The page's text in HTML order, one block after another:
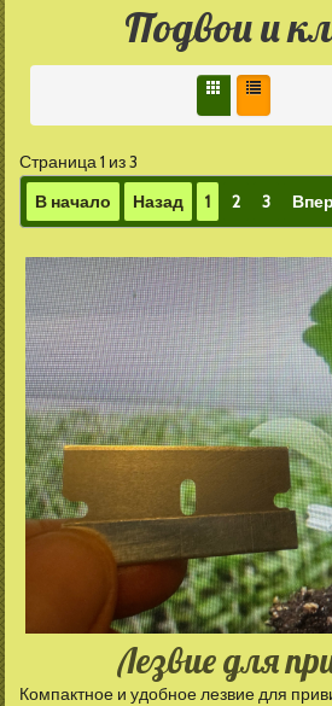
Подвои и
Страница 1 из 3
В начало
Назад 1 2 3
Лезвие для
Компактное и удобное лезвие для